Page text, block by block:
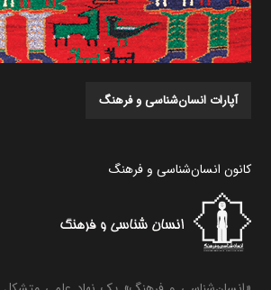
آپارات انسان‌شناسی و فرهنگ
کانون انسان‌شناسی و فرهنگ